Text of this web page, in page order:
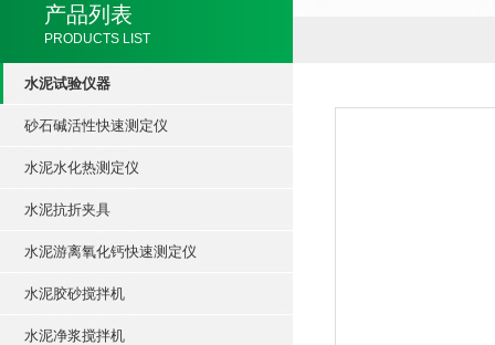
产品列表
PRODUCTS LIST
水泥试验仪器
砂石碱活性快速测定仪
水泥水化热测定仪
水泥抗折夹具
水泥游离氧化钙快速测定仪
水泥胶砂搅拌机
水泥净浆搅拌机